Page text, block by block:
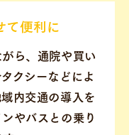
て便利に
ら、通院や買い
クシーなどによ
内交通の導入を
やバスとの乗り